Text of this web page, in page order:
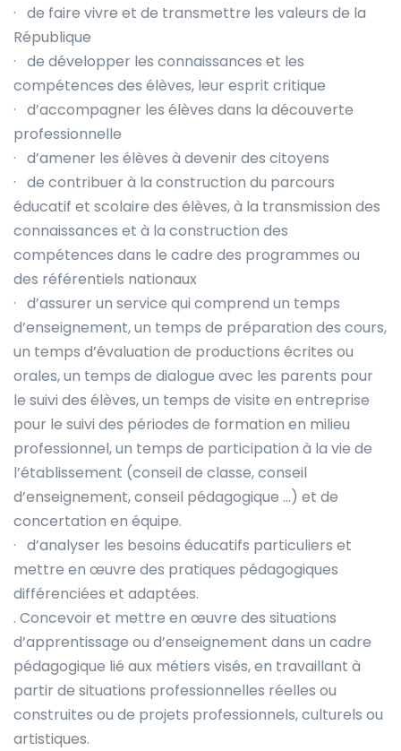
· de faire vivre et de transmettre les valeurs de la
République
· de développer les connaissances et les
compétences des élèves, leur esprit critique
· d’accompagner les élèves dans la découverte
professionnelle
· d’amener les élèves à devenir des citoyens
· de contribuer à la construction du parcours
éducatif et scolaire des élèves, à la transmission des
connaissances et à la construction des
compétences dans le cadre des programmes ou
des référentiels nationaux
· d’assurer un service qui comprend un temps
d’enseignement, un temps de préparation des cours,
un temps d’évaluation de productions écrites ou
orales, un temps de dialogue avec les parents pour
le suivi des élèves, un temps de visite en entreprise
pour le suivi des périodes de formation en milieu
professionnel, un temps de participation à la vie de
l’établissement (conseil de classe, conseil
d’enseignement, conseil pédagogique …) et de
concertation en équipe.
· d’analyser les besoins éducatifs particuliers et
mettre en œuvre des pratiques pédagogiques
différenciées et adaptées.
. Concevoir et mettre en œuvre des situations
d’apprentissage ou d’enseignement dans un cadre
pédagogique lié aux métiers visés, en travaillant à
partir de situations professionnelles réelles ou
construites ou de projets professionnels, culturels ou
artistiques.